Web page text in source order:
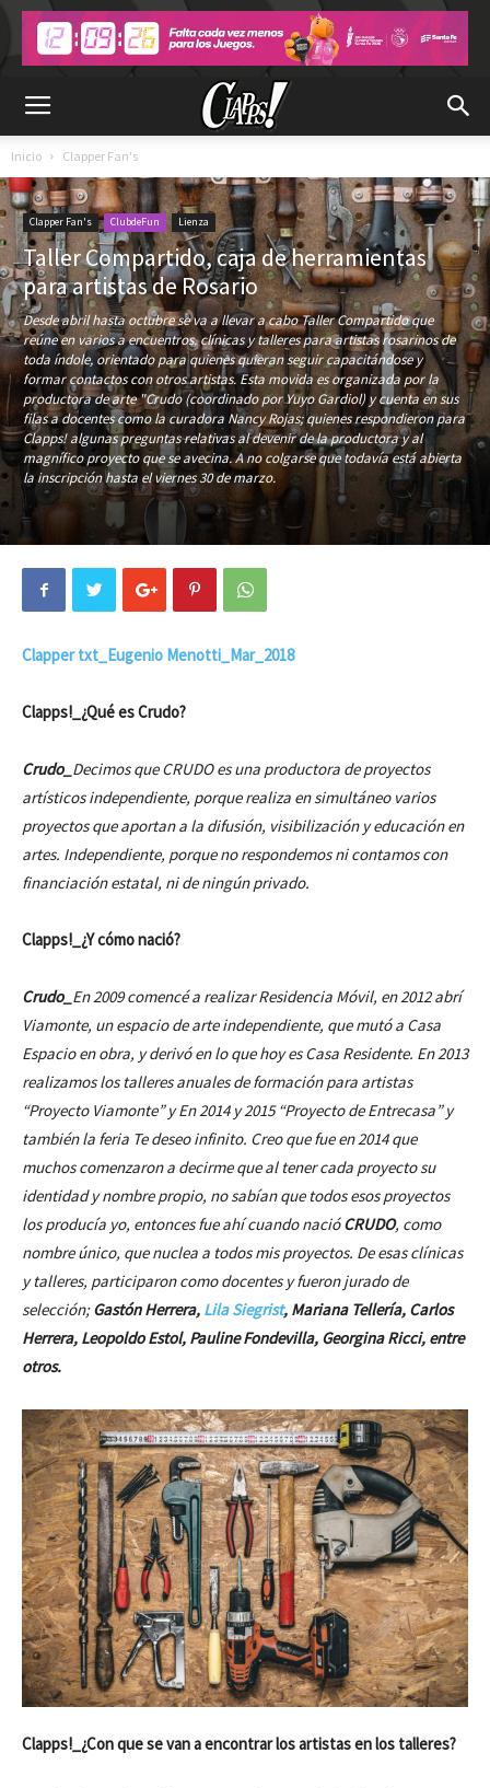
Inicio Clapper Fan's
Clapper Fan's ClubdeFun Lienza
Taller Compartido, caja de herramientas
para artistas de Rosario
Desde abril hasta octubre se va a llevar a cabo Taller Compartido que
reúne en varios a encuentros, clínicas y talleres para artistas rosarinos de
toda índole, orientado para quienes quieran seguir capacitándose y
formar contactos con otros artistas. Esta movida es organizada por la
productora de arte "Crudo (coordinado por Yuyo Gardiol) y cuenta en sus
filas a docentes como la curadora Nancy Rojas; quienes respondieron para
Clapps! algunas preguntas relativas al devenir de la productora y al
magnífico proyecto que se avecina. A no colgarse que todavía está abierta
la inscripción hasta el viernes 30 de marzo.
Clapper txt_Eugenio Menotti_Mar_2018
Clapps!_¿Qué es Crudo?
Crudo_ Decimos que CRUDO es una productora de proyectos
artísticos independiente, porque realiza en simultáneo varios
proyectos que aportan a la difusión, visibilización y educación en
artes. Independiente, porque no respondemos ni contamos con
financiación estatal, ni de ningún privado.
Clapps!_¿Y cómo nació?
Crudo_ En 2009 comencé a realizar Residencia Móvil, en 2012 abrí
Viamonte, un espacio de arte independiente, que mutó a Casa
Espacio en obra, y derivó en lo que hoy es Casa Residente. En 2013
realizamos los talleres anuales de formación para artistas
“Proyecto Viamonte” y En 2014 y 2015 “Proyecto de Entrecasa” y
también la feria Te deseo infinito. Creo que fue en 2014 que
muchos comenzaron a decirme que al tener cada proyecto su
identidad y nombre propio, no sabían que todos esos proyectos
los producía yo, entonces fue ahí cuando nacióCRUDO, como
nombre único, que nuclea a todos mis proyectos. De esas clínicas
y talleres, participaron como docentes y fueron jurado de
selección;Gastón Herrera, Lila Siegrist, Mariana Tellería, Carlos
Herrera, Leopoldo Estol, Pauline Fondevilla, Georgina Ricci, entre
otros.
Clapps!_¿Con que se van a encontrar los artistas en los talleres?